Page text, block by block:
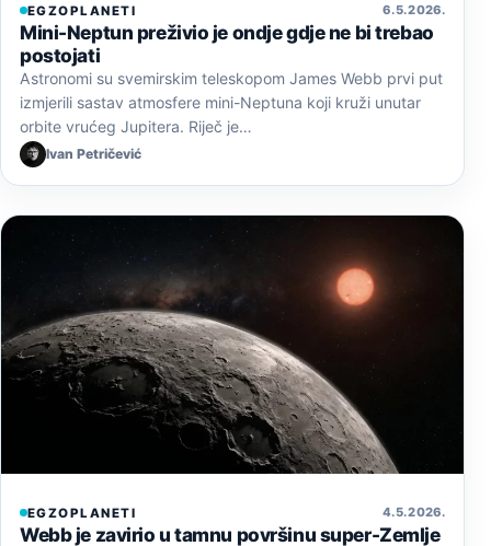
EGZOPLANETI 6. 5. 2026.
Mini-Neptun preživio je ondje gdje ne bi trebao
postojati
Astronomi su svemirskim teleskopom James Webb prvi put
izmjerili sastav atmosfere mini-Neptuna koji kruži unutar
orbite vrućeg Jupitera. Riječ je…
Ivan Petričević
EGZOPLANETI 4. 5. 2026.
Webb je zavirio u tamnu površinu super-Zemlje